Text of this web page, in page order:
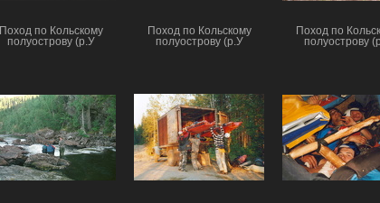
Поход по Кольскому
полуострову (р.У
Поход по Кольскому
полуострову (р.У
Поход по
полуострову